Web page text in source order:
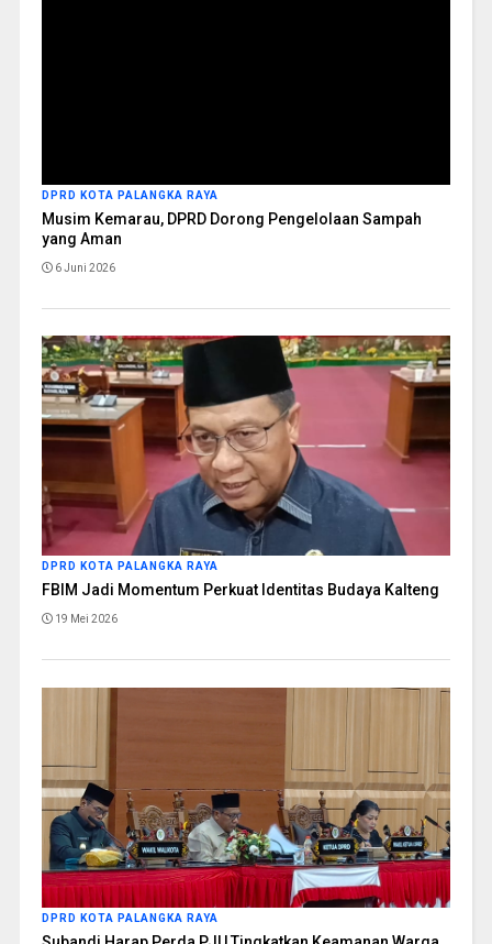
DPRD KOTA PALANGKA RAYA
Musim Kemarau, DPRD Dorong Pengelolaan Sampah
yang Aman
6 Juni 2026
DPRD KOTA PALANGKA RAYA
FBIM Jadi Momentum Perkuat Identitas Budaya Kalteng
19 Mei 2026
DPRD KOTA PALANGKA RAYA